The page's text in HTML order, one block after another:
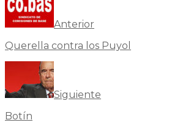
Anterior
Querella contra los Puyol
Siguiente
Botín